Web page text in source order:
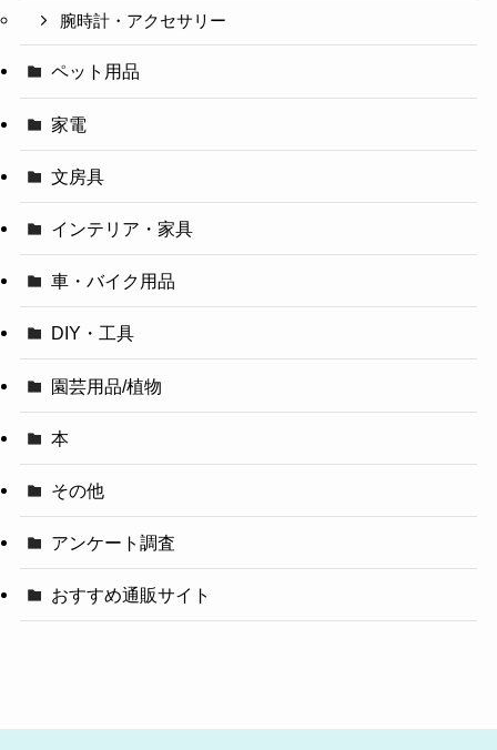
腕時計・アクセサリー
ペット用品
家電
文房具
インテリア・家具
車・バイク用品
DIY・工具
園芸用品/植物
本
その他
アンケート調査
おすすめ通販サイト